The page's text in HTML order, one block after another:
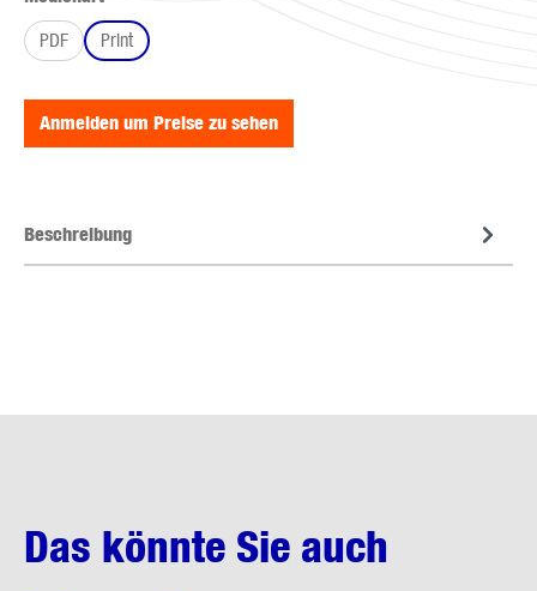
PDF
Print
Anmelden um Preise zu sehen
Beschreibung
Das könnte Sie auch